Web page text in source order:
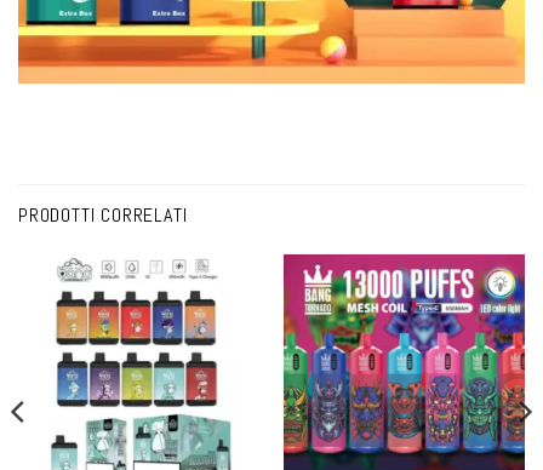
PRODOTTI CORRELATI